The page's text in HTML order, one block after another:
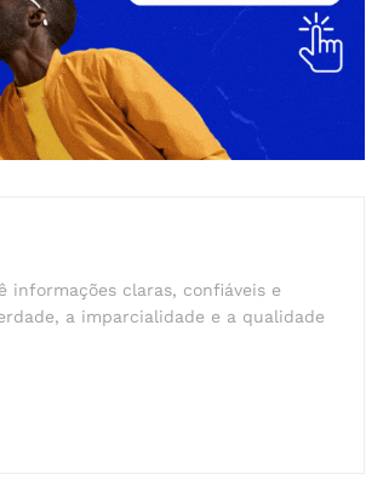
informações claras, confiáveis e
a imparcialidade e a qualidade